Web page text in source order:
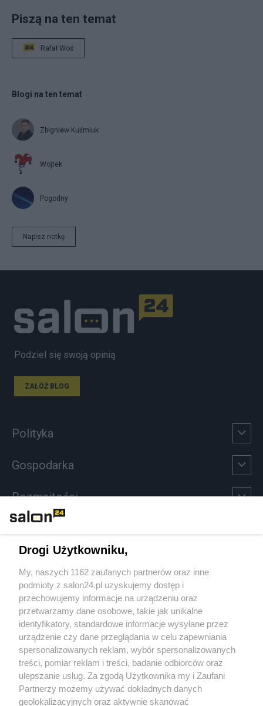
Piszą na ten temat
Rafał Woś
Blogi na ten temat
Zbigniew Kuźmiuk
Wojtek
Pogodny
Napisz notkę
Podziel się swoją opinią
ZAŁÓŻ BLOG
Polityka
Gospodarka
Rozmaitości
Sport
Społeczeństwo
Kultura
X Facebook Instagram Youtube
Drogi Użytkowniku,
My, naszych 1162 zaufanych partnerów oraz inne
podmioty z salon24.pl uzyskujemy dostęp i
przechowujemy informacje na urządzeniu oraz
przetwarzamy dane osobowe, takie jak unikalne
identyfikatory, standardowe informacje wysyłane przez
urządzenie czy dane przeglądania w celu zapewniania
spersonalizowanych reklam, wybór spersonalizowanych
treści, pomiar reklam i treści, badanie odbiorców oraz
ulepszanie usług. Za zgodą Użytkownika my i Zaufani
Partnerzy możemy używać dokładnych danych
geolokalizacyjnych oraz aktywnie skanować